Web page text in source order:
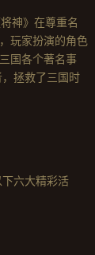
神》在尊重名
玩家扮演的角色
国各个著名事
拯救了三国时
下六大精彩活